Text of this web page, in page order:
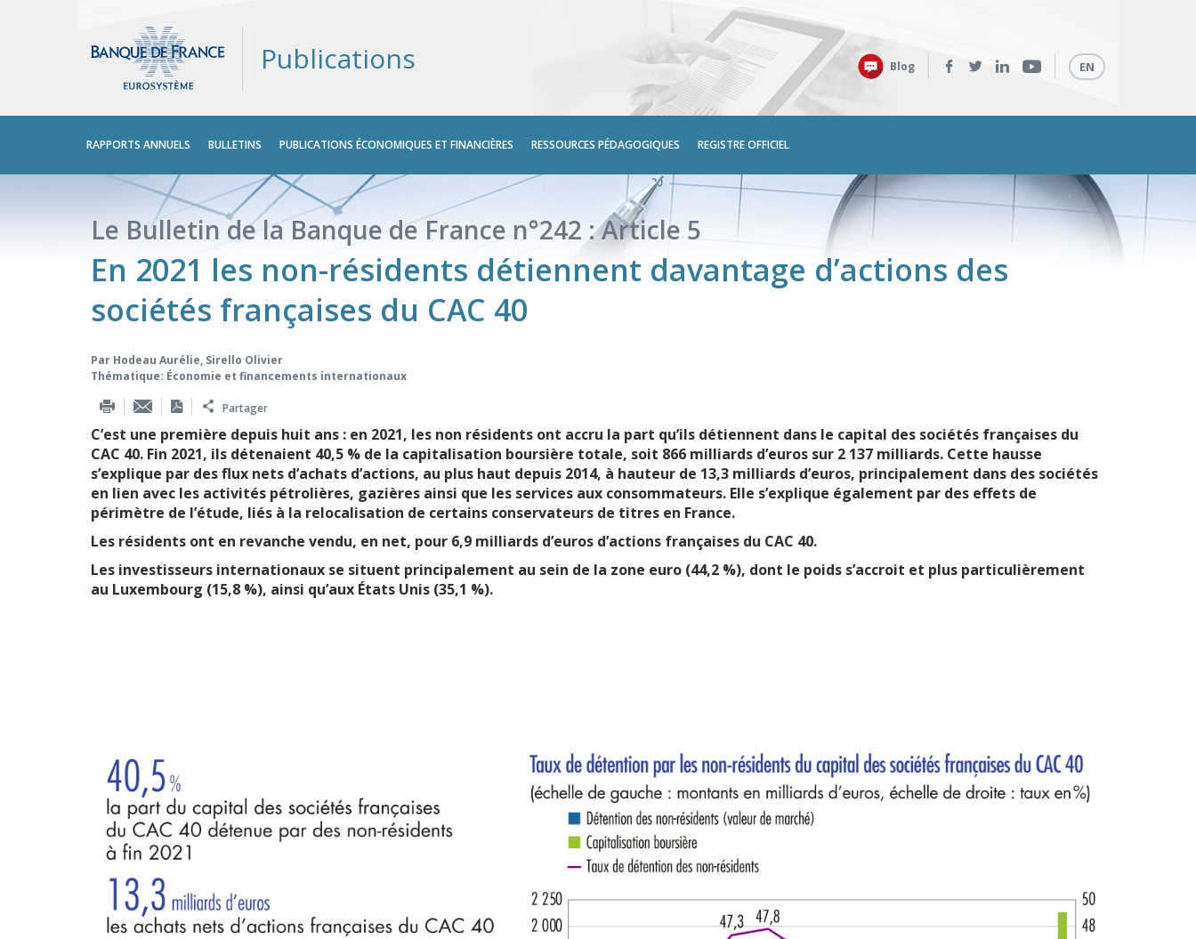
Publications
Retrouvez-
:
Blog Langues
EN
principal
RAPPORTS ANNUELS BULLETINS PUBLICATIONS ÉCONOMIQUES ET FINANCIÈRES RESSOURCES PÉDAGOGIQUES REGISTRE OFFICIEL
Le Bulletin de la Banque de France n°242 : Article 5
En 2021 les non-résidents détiennent davantage d’actions des
sociétés françaises du CAC 40
Par Hodeau Aurélie, Sirello Olivier
Thématique: Économie et financements internationaux
Partager
C’est une première depuis huit ans : en 2021, les non résidents ont accru la part qu’ils détiennent dans le capital des sociétés françaises du
CAC 40. Fin 2021, ils détenaient 40,5 % de la capitalisation boursière totale, soit 866 milliards d’euros sur 2 137 milliards. Cette hausse
s’explique par des flux nets d’achats d’actions, au plus haut depuis 2014, à hauteur de 13,3 milliards d’euros, principalement dans des sociétés
en lien avec les activités pétrolières, gazières ainsi que les services aux consommateurs. Elle s’explique également par des effets de
périmètre de l’étude, liés à la relocalisation de certains conservateurs de titres en France.
Les résidents ont en revanche vendu, en net, pour 6,9 milliards d’euros d’actions françaises du CAC 40.
Les investisseurs internationaux se situent principalement au sein de la zone euro (44,2 %), dont le poids s’accroit et plus particulièrement
au Luxembourg (15,8 %), ainsi qu’aux États Unis (35,1 %).